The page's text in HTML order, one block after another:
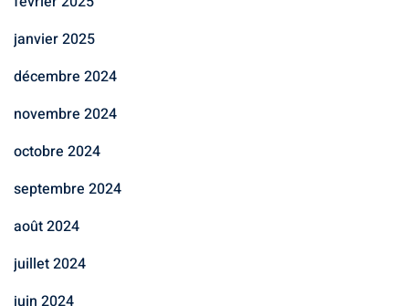
janvier 2025
décembre 2024
novembre 2024
octobre 2024
septembre 2024
août 2024
juillet 2024